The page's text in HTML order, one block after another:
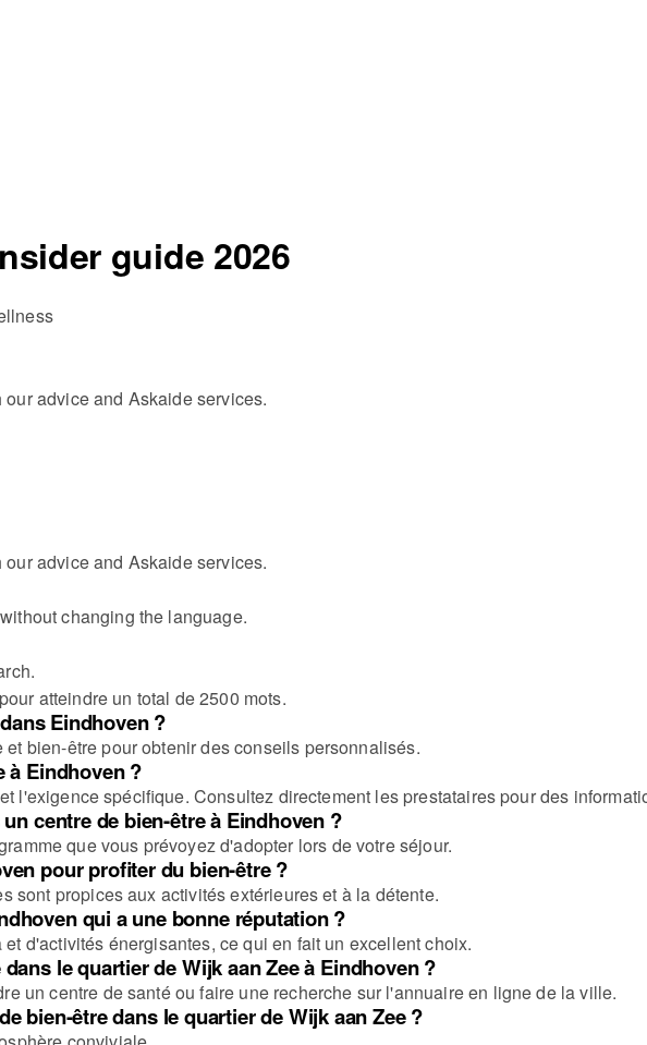
guide 2026
advice and Askaide services.
advice and Askaide services.
changing the language.
atteindre un total de 2500 mots.
Eindhoven ?
bien-être pour obtenir des conseils personnalisés.
à Eindhoven ?
l'exigence spécifique. Consultez directement les prestataires pour des
centre de bien-être à Eindhoven ?
que vous prévoyez d'adopter lors de votre séjour.
pour profiter du bien-être ?
sont propices aux activités extérieures et à la détente.
qui a une bonne réputation ?
d'activités énergisantes, ce qui en fait un excellent choix.
le quartier de Wijk aan Zee à Eindhoven ?
un centre de santé ou faire une recherche sur l'annuaire en ligne de la ville.
bien-être dans le quartier de Wijk aan Zee ?